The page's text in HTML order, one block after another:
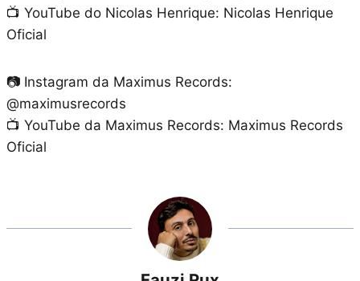
📺 YouTube do Nicolas Henrique: Nicolas Henrique
Oficial
📷 Instagram da Maximus Records:
@maximusrecords
📺 YouTube da Maximus Records: Maximus Records
Oficial